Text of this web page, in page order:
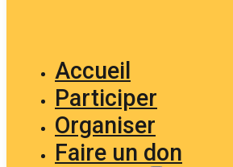
Accueil
Participer
Organiser
Faire un don